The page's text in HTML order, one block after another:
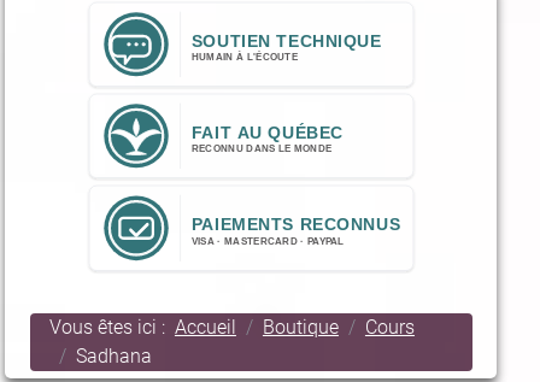
Vous êtes ici : Accueil Boutique
Cours
Sadhana